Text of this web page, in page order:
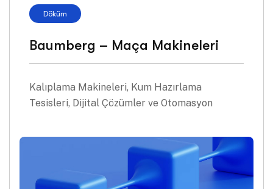
Döküm
Baumberg – Maça Makineleri
Kalıplama Makineleri, Kum Hazırlama
Tesisleri, Dijital Çözümler ve Otomasyon